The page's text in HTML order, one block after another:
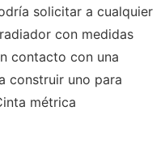
solicitar a cualquier
con medidas
contacto con una
construir uno para
métrica